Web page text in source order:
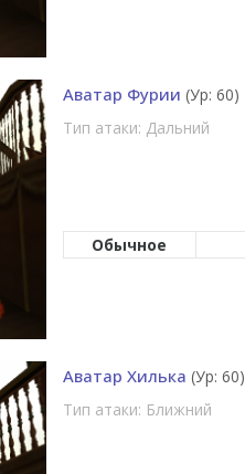
Аватар Фурии (Ур: 60)
Тип атаки: Дальний
Обычное
Аватар Хилька (Ур: 60)
Тип атаки: Ближний